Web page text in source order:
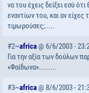
να του έχεις δείξει εσύ
εναντίων του, και αν
τιμωρούσες;.....
#2~africa @ 6/6/2003 -
Για την αξία των δούλων
«Φαίδωνα».........
#3~africa@ 8/6/2003 -